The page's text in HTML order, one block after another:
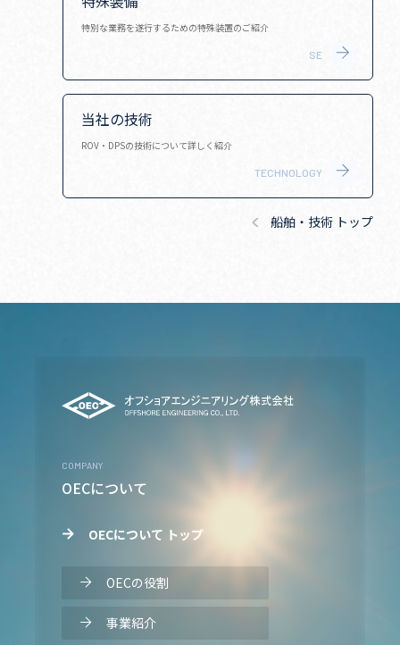
特別な業務を遂行するための特殊装置のご紹介
SE
当社の技術
ROV・DPSの技術について詳しく紹介
TECHNOLOGY
船舶・技術 トップ
COMPANY
OECについて
OECについて トップ
OECの役割
事業紹介